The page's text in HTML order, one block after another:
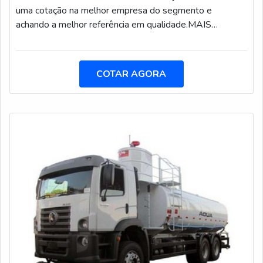
final.GARANTIA E ASSERTIVIDADE NO
SEGMENTOApenas na Hidro Trevo as melhores opções
sempre estão à disposição quando se procura soluções
oferece uma variedade de itens como hidrojateamento
em tanques de combustível e hidrojateamento em rede
de esgoto com ótima qualidade e assertividade.Com a
serviços do ramo, além de contar com os melhores
confiança e a satisfação dos clientes, que são os maiores
objetivos da marca.A Hidro Trevo é uma empresa que
tem feito a diferença no mercado pela idoneidade em
tudo que faz onde garante o sucesso aos parceiros de
ponta a ponta. Aproveite a visita para acessar o site e
saber mais sobre a empresa, os serviços e os produtos.
uma cotação na melhor empresa do segmento e
achando a melhor referência em qualidade.MAIS
JATEAMENTO ÚMIDOQuem quer encontrar jateamento
com a Arco Iris Manutenção. É possível encontrar
jateamento abrasivo e pintura de tubulações industriais,
do que visar apenas lucratividade, deve oferecer
produtos e serviços que tenham ótima qualidade e
excelente custo-benefício, pequenos detalhes, mas de
grande valia para saber a procedência e seriedade da
empresa.É importante lembrar que o serviço deve
sempre ser prestado por empresas especializadas no
segmento. Esse tipo de cuidado ajuda a garantir a
qualidade e assertividade do serviço, além de evitar
prejuízos com imprevistos e execuções mal elaboradas.
COTAR AGORA